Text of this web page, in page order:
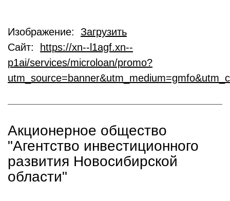
Изображение: Загрузить
Сайт:
https://xn--l1agf.xn--
p1ai/services/microloan/promo?
Акционерное общество
"Агентство инвестиционного
развития Новосибирской
области"